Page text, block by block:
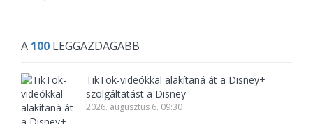
A 100 LEGGAZDAGABB
TikTok-videókkal alakítaná át a Disney+
szolgáltatást a Disney
2026. augusztus 6. 09:30